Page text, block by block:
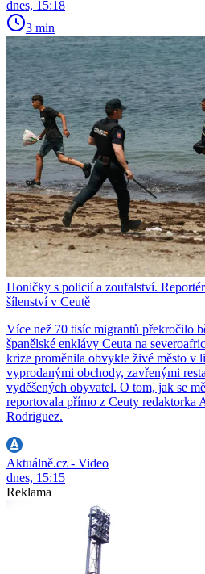
dnes, 15:18
3 min
Honičky s policií a zoufalství.
šílenství v Ceutě
Více než 70 tisíc migrantů překročilo
španělské enklávy Ceuta na
krize proměnila obvykle živé město v
vyprodanými obchody, zavřenými
vyděšených obyvatel. O tom, jak se
reportovala přímo z Ceuty redaktorka
Rodriguez.
Aktuálně.cz - Video
dnes, 15:15
Reklama